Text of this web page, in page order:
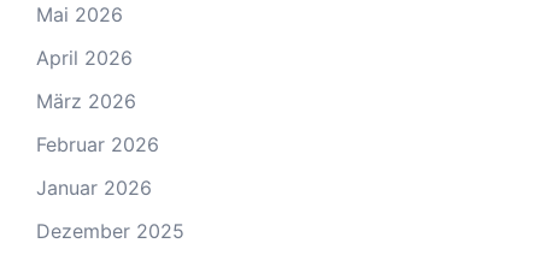
Mai 2026
April 2026
März 2026
Februar 2026
Januar 2026
Dezember 2025